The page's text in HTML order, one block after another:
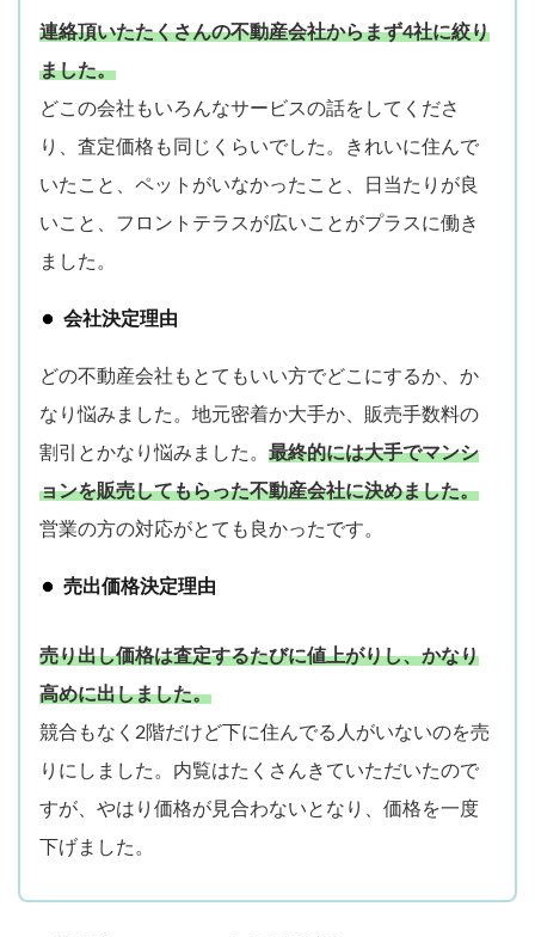
連絡頂いたたくさんの不動産会社からまず4社に絞り
ました。
どこの会社もいろんなサービスの話をしてくださ
り、査定価格も同じくらいでした。きれいに住んで
いたこと、ペットがいなかったこと、日当たりが良
いこと、フロントテラスが広いことがプラスに働き
ました。
会社決定理由
どの不動産会社もとてもいい方でどこにするか、か
なり悩みました。地元密着か大手か、販売手数料の
割引とかなり悩みました。 最終的には大手でマンシ
ョンを販売してもらった不動産会社に決めました。
営業の方の対応がとても良かったです。
売出価格決定理由
売り出し価格は査定するたびに値上がりし、かなり
高めに出しました。
競合もなく2階だけど下に住んでる人がいないのを売
りにしました。内覧はたくさんきていただいたので
すが、やはり価格が見合わないとなり、価格を一度
下げました。